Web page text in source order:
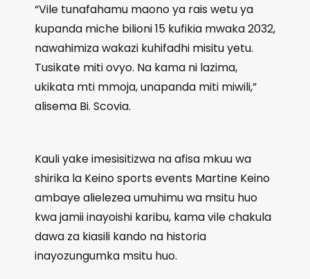
“Vile tunafahamu maono ya rais wetu ya
kupanda miche bilioni 15 kufikia mwaka 2032,
nawahimiza wakazi kuhifadhi misitu yetu.
Tusikate miti ovyo. Na kama ni lazima,
ukikata mti mmoja, unapanda miti miwili,”
alisema Bi. Scovia.
Kauli yake imesisitizwa na afisa mkuu wa
shirika la Keino sports events Martine Keino
ambaye alielezea umuhimu wa msitu huo
kwa jamii inayoishi karibu, kama vile chakula
dawa za kiasili kando na historia
inayozungumka msitu huo.